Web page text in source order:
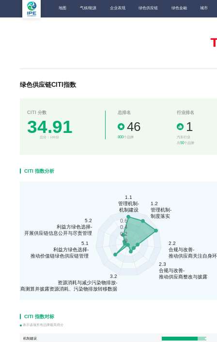
地图 气候/能源 企业表现 绿色供应链 绿色金融 城市
绿色供应链CITI指数
CITI 分数
34.91
总分：100分
总排名
46
800个品牌
行业排名
1
汽车行业
共50个品牌
CITI 指数分析
1.1
管理机制-
机制建设
1.2
管理机制-
制度落实
2.2
合规与改善-
推动供应商关注自身
2.3
合规与改善-
推动供应商整改与披露
3.2
资源消耗与减少污染物排放-
推动供应商测算并披露资源消耗、污染物排放转移数据
5.1
利益方绿色选择-
推动价值链绿色供应链管理
5.2
利益方绿色选择-
开展供应链信息公开与尽责管理
0
0.2
0.4
0.6
CITI 指数对标
表示该项所有品牌最高得分
机制建设